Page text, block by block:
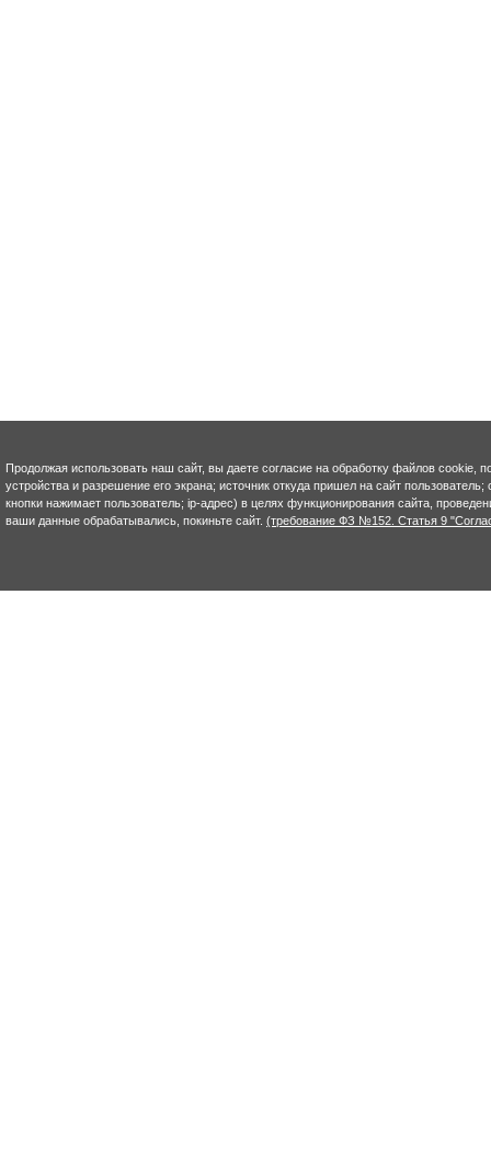
Продолжая использовать наш сайт, вы даете согласие на обработку файлов cookie,
устройства и разрешение его экрана; источник откуда пришел на сайт
кнопки нажимает пользователь; ip-адрес) в целях функционирования сайта,
ваши данные обрабатывались, покиньте сайт. (требование ФЗ №152. Статья 9